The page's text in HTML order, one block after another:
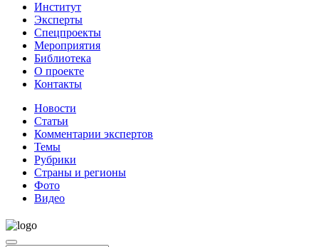
Институт
Эксперты
Спецпроекты
Мероприятия
Библиотека
О проекте
Контакты
Новости
Статьи
Комментарии экспертов
Темы
Рубрики
Страны и регионы
Фото
Видео